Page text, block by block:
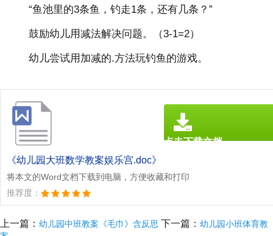
“鱼池里的3条鱼，钓走1条，还有几条？”
鼓励幼儿用减法解决问题。（3-1=2）
幼儿尝试用加减的.方法玩钓鱼的游戏。
《幼儿园大班数学教案娱乐宫.doc》
将本文的Word文档下载到电脑，方便收藏和打印
推荐度：
点击下载文档
上一篇： 幼儿园中班教案《毛巾》含反思 下一篇： 幼儿园小班体育教